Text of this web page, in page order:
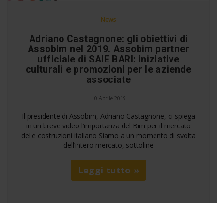
News
Adriano Castagnone: gli obiettivi di
Assobim nel 2019. Assobim partner
ufficiale di SAIE BARI: iniziative
culturali e promozioni per le aziende
associate
10 Aprile 2019
Il presidente di Assobim, Adriano Castagnone, ci spiega
in un breve video l’importanza del Bim per il mercato
delle costruzioni italiano Siamo a un momento di svolta
dell’intero mercato, sottoline
Leggi tutto »